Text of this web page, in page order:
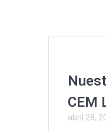
o
CEM
abril 28,